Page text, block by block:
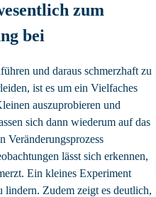
zum
bei
und daraus schmerzhaft zu
ist es um ein Vielfaches
auszuprobieren und
sich dann wiederum auf das
Veränderungsprozess
lässt sich erkennen,
Ein kleines Experiment
lindern. Zudem zeigt es deutlich,